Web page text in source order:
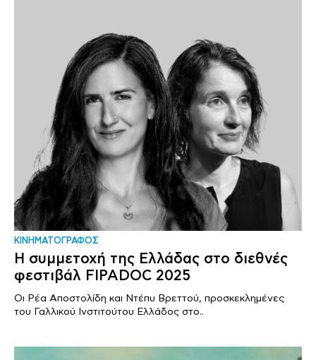
ΚΙΝΗΜΑΤΟΓΡΑΦΟΣ
Η συμμετοχή της Ελλάδας στο διεθνές
φεστιβάλ FIPADOC 2025
Οι Ρέα Αποστολίδη και Ντέπυ Βρεττού, προσκεκλημένες
του Γαλλικού Ινστιτούτου Ελλάδος στο..